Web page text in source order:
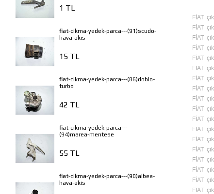
1 TL
fiat-cikma-yedek-parca---(91)scudo-
hava-akis
15 TL
fiat-cikma-yedek-parca---(86)doblo-
turbo
42 TL
fiat-cikma-yedek-parca---
(94)marea-mentese
55 TL
fiat-cikma-yedek-parca---(90)albea-
hava-akis
FİAT
FİAT
FİAT
FİAT
FİAT
FİAT
FİAT
FİAT
FİAT
FİAT
FİAT
FİAT
FİAT
FİAT
FİAT
FİAT
FİAT
FİAT